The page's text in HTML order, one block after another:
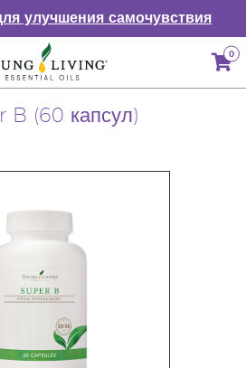
улучшения самочувствия
0
B (60 капсул)